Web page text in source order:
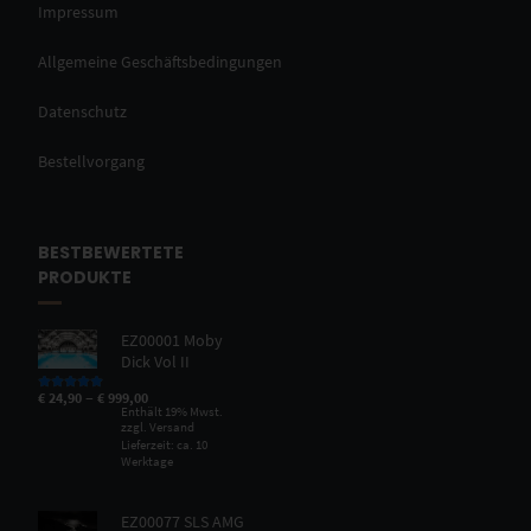
Impressum
Allgemeine Geschäftsbedingungen
Datenschutz
Bestellvorgang
BESTBEWERTETE
PRODUKTE
EZ00001 Moby
Dick Vol II
Bewertet mit
von 5
€ 24,90 –€ 999,00
Enthält 19% Mwst.
zzgl.Versand
Lieferzeit: ca. 10
Werktage
EZ00077 SLS AMG